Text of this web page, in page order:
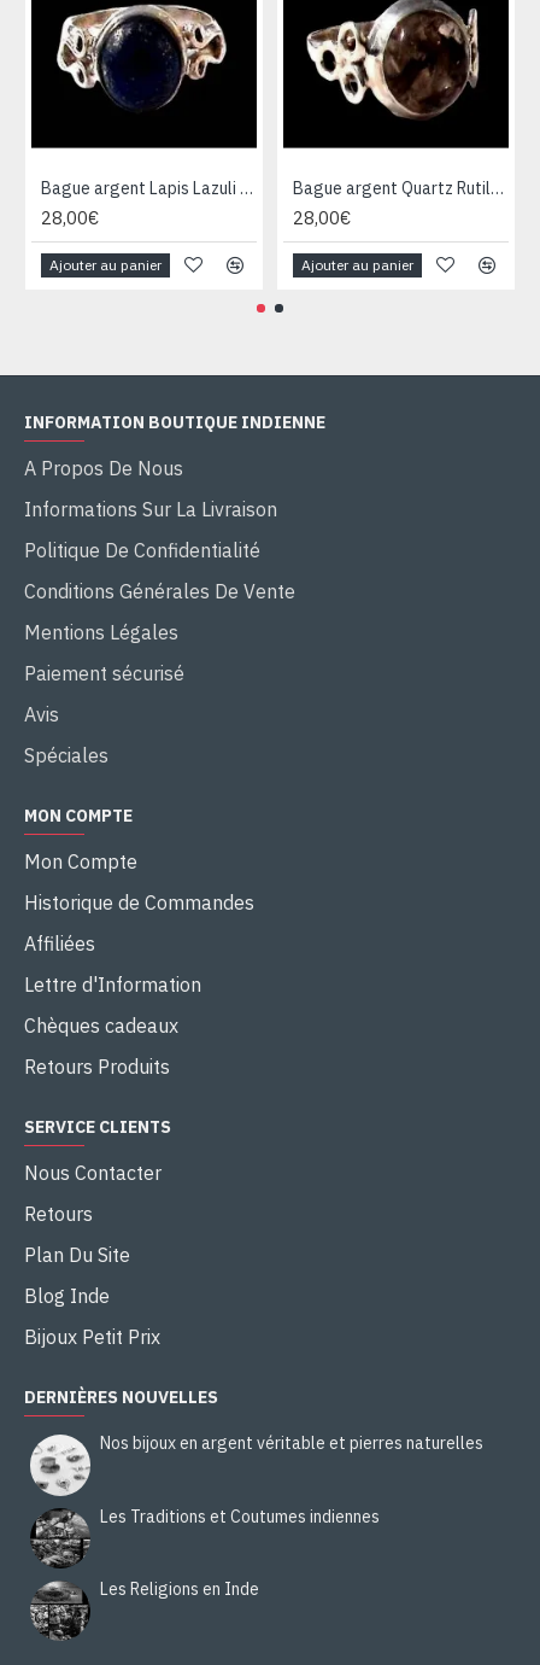
Bague argent Lapis Lazuli - Bijoux Inde - Bijoux indiens
28,00€
Ajouter au panier
Bague argent Quartz Rutile - Bague indienne - Bijoux indiens
28,00€
Ajouter au panier
INFORMATION BOUTIQUE INDIENNE
A Propos De Nous
Informations Sur La Livraison
Politique De Confidentialité
Conditions Générales De Vente
Mentions Légales
Paiement sécurisé
Avis
Spéciales
MON COMPTE
Mon Compte
Historique de Commandes
Affiliées
Lettre d'Information
Chèques cadeaux
Retours Produits
SERVICE CLIENTS
Nous Contacter
Retours
Plan Du Site
Blog Inde
Bijoux Petit Prix
DERNIÈRES NOUVELLES
Nos bijoux en argent véritable et pierres naturelles
Les Traditions et Coutumes indiennes
Les Religions en Inde